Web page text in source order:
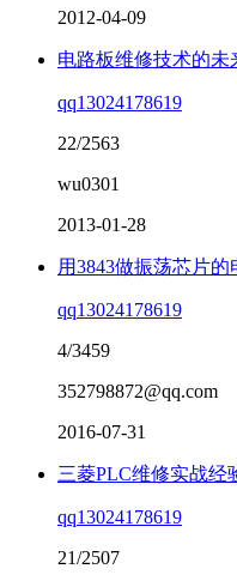
2012-04-09
电路板维修技术的未
qq13024178619
22/2563
wu0301
2013-01-28
用3843做振荡芯片的
qq13024178619
4/3459
352798872@qq.com
2016-07-31
三菱PLC维修实战经
qq13024178619
21/2507